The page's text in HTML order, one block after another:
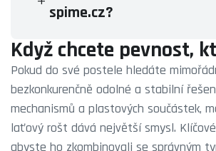
spime.cz?
Když chcete pevnost,
Pokud do své postele hledáte
bezkonkurenčně odolné a stabilní
mechanismů a plastových součástek,
laťový rošt dává největší smysl.
abyste ho zkombinovali se správným